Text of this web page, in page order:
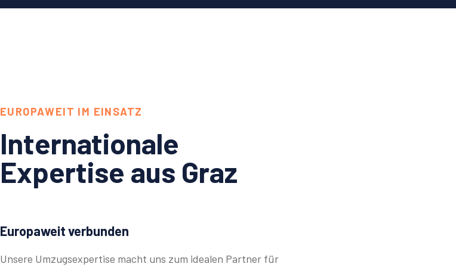
EUROPAWEIT IM EINSATZ
Internationale
Expertise aus Graz
Europaweit verbunden
Unsere Umzugsexpertise macht uns zum idealen Partner für